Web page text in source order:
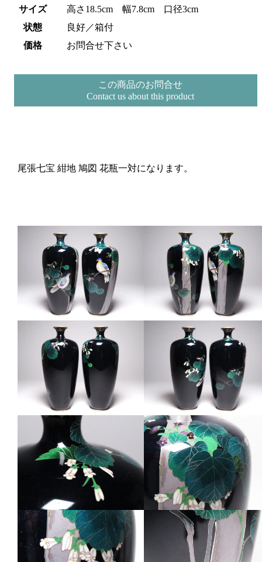
サイズ
高さ18.5cm 幅7.8cm 口径3cm
状態
良好／箱付
価格
お問合せ下さい
この商品のお問合せ
Contact us about this product
尾張七宝 紺地 鳩図 花瓶一対になります。